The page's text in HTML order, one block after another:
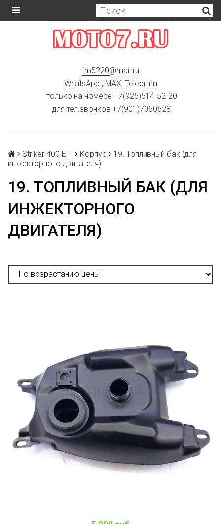
fm5220@mail.ru
WhatsApp , MAX, Telegram
только на номере +7(925)514-52-20
для тел.звонков +7(901)7050628
Striker 400 EFI Корпус
19. Топливный бак (для
инжекторного двигателя)
19. ТОПЛИВНЫЙ БАК (ДЛЯ
ИНЖЕКТОРНОГО
ДВИГАТЕЛЯ)